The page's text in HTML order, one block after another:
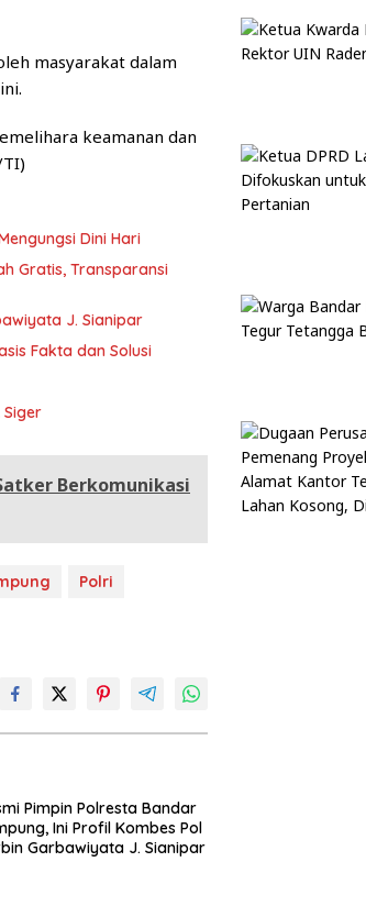
masyarakat dalam
keamanan dan
Dini Hari
Gratis, Transparansi
J. Sianipar
Fakta dan Solusi
Siger
Berkomunikasi
Polri
Pimpin Polresta Bandar
Ini Profil Kombes Pol
Garbawiyata J. Sianipar